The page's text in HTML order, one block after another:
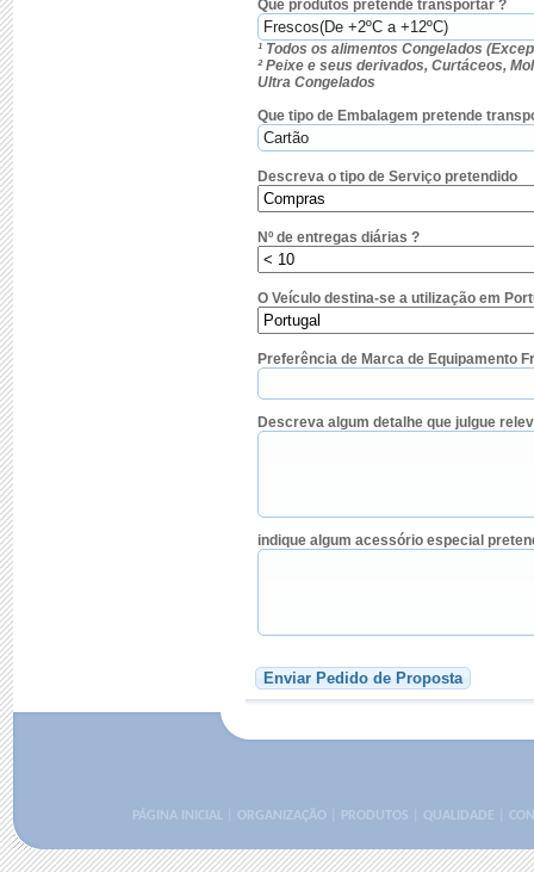
Que produtos pretende transportar ?
¹ Todos os alimentos Congelados
² Peixe e seus derivados, Curtáceos,
Ultra Congelados
Que tipo de Embalagem pretende
Descreva o tipo de Serviço pretendido
Nº de entregas diárias ?
O Veículo destina-se a utilização em
Preferência de Marca de Equipamento
Descreva algum detalhe que julgue
indique algum acessório especial
Enviar Pedido de Proposta
PÁGINA INICIAL| ORGANIZAÇÃO| PRODUTOS QUALIDADE